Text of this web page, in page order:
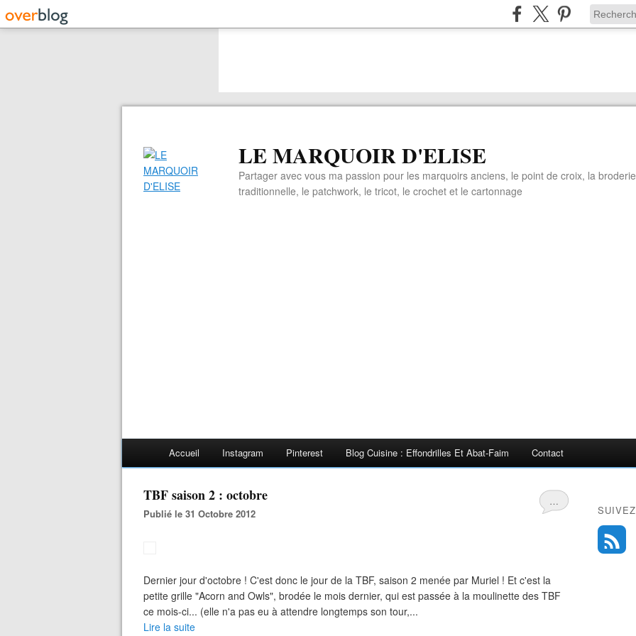
LE MARQUOIR D'ELISE
Partager avec vous ma passion pour les marquoirs anciens, le point de croix, la broderie
traditionnelle, le patchwork, le tricot, le crochet et le cartonnage
Accueil Instagram Pinterest Blog Cuisine : Effondrilles Et Abat-Faim Contact
…
TBF saison 2 : octobre
Publié le 31 Octobre 2012
Dernier jour d'octobre ! C'est donc le jour de la TBF, saison 2 menée par Muriel ! Et c'est la
petite grille "Acorn and Owls", brodée le mois dernier, qui est passée à la moulinette des TBF
ce mois-ci... (elle n'a pas eu à attendre longtemps son tour,...
Lire la suite